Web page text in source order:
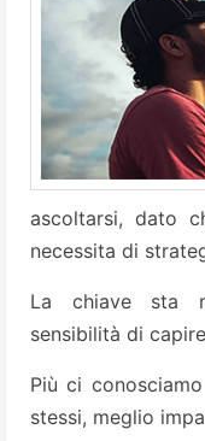
ascoltarsi, dato
necessita di
La chiave sta
sensibilità di
Più ci
stessi, meglio